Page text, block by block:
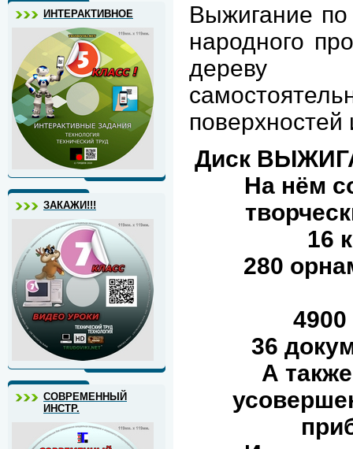
ИНТЕРАКТИВНОЕ
ЗАКАЖИ!!!
СОВРЕМЕННЫЙ
ИНСТР.
Выжигание
народного
дереву
поверхностей
Диск
На нём
16
280
4900
36
А